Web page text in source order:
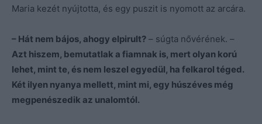
Maria kezét nyújtotta, és egy puszit is nyomott az arcára.
– Hát nem bájos, ahogy elpirult? – súgta nővérének. –
Azt hiszem, bemutatlak a fiamnak is, mert olyan korú
lehet, mint te, és nem leszel egyedül, ha felkarol téged.
Két ilyen nyanya mellett, mint mi, egy húszéves még
megpenészedik az unalomtól.